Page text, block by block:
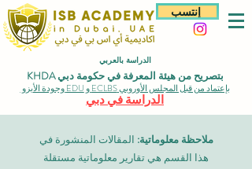
إنتسب
الدراسة بالعربي
بتصريح من هيئة المعرفة في حكومة دبي KHDA
بإعتماد من قبل المجلس الأوروبي ECLBS و EDU وجودة الأيزو
الدراسة في دبي
ملاحظة معلوماتية: المقالات المنشورة في
هذا القسم هي تقارير معلوماتية مستقلة